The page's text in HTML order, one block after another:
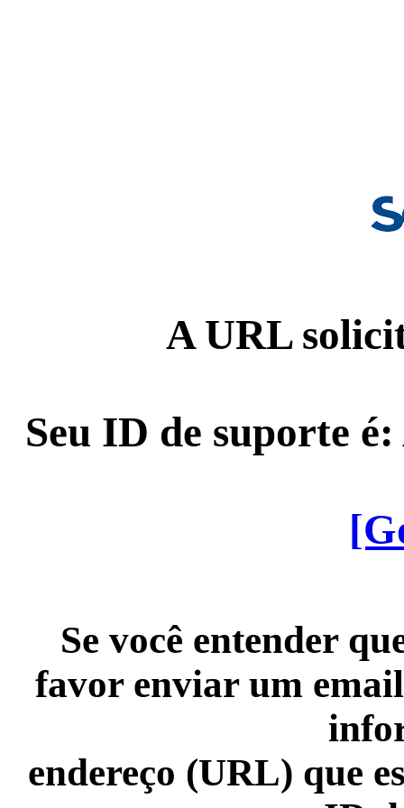
A URL
Seu ID de suporte
Se você entender
favor enviar um
endereço (URL) que